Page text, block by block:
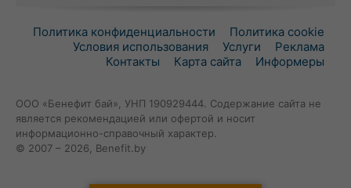
Политика конфиденциальности
Политика cookie
Условия использования
Услуги
Реклама
Контакты
Карта сайта Информеры
ООО «Бенефит бай», УНП 190929444. Содержание сайта не
является рекомендацией или офертой и носит
информационно-справочный характер.
© 2007 – 2026, Benefit.by